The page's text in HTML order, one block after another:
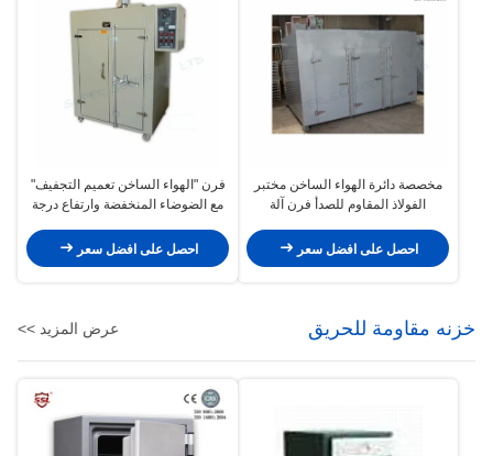
مخصصة دائرة الهواء الساخن مختبر
الفولاذ المقاوم للصدأ فرن آلة
احصل على افضل سعر
فرن "الهواء الساخن تعميم التجفيف"
مع الضوضاء المنخفضة وارتفاع درجة
احصل على افضل سعر
خزنه مقاومة للحريق عرض المزيد >>